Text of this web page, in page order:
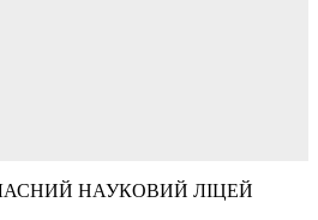
НАУКОВИЙ ЛІЦЕЙ